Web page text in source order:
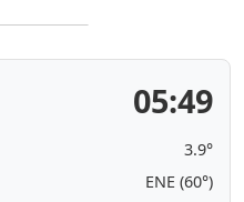
05:49
3.9°
ENE (60°)